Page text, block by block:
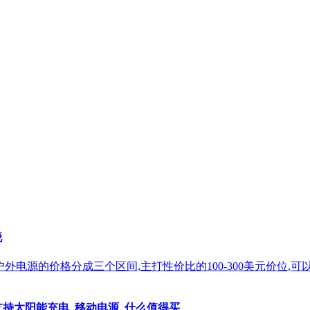
电源的价格分成三个区间,主打性价比的100-300美元价位,